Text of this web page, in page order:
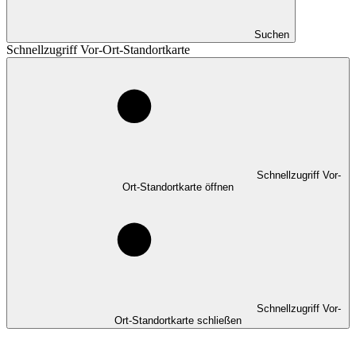
Suchen
Schnellzugriff Vor-Ort-Standortkarte
Schnellzugriff Vor-
Ort-Standortkarte öffnen
Schnellzugriff Vor-
Ort-Standortkarte schließen